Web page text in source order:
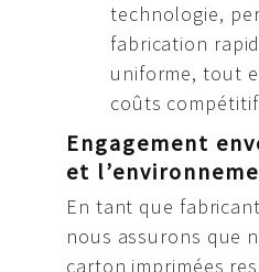
technologie,
fabrication
uniforme, tout
coûts
Engagement
et
En tant que
nous assurons que
carton imprimées